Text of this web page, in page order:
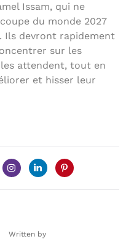
Issam, qui ne
du monde 2027
Ils devront rapidement
sur les
attendent, tout en
et hisser leur
Written by